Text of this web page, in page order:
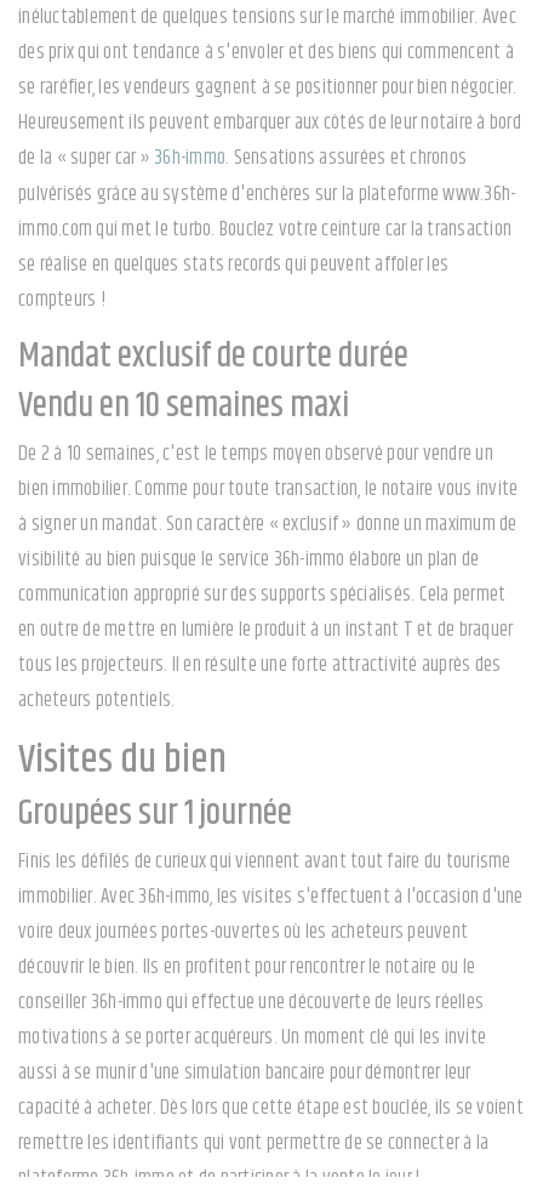
inéluctablement de quelques tensions sur le marché immobilier. Avec
des prix qui ont tendance à s'envoler et des biens qui commencent à
se raréfier, les vendeurs gagnent à se positionner pour bien négocier.
Heureusement ils peuvent embarquer aux côtés de leur notaire à bord
de la « super car »36h-immo. Sensations assurées et chronos
pulvérisés grâce au système d'enchères sur la plateforme www.36h-
immo.com qui met le turbo. Bouclez votre ceinture car la transaction
se réalise en quelques stats records qui peuvent affoler les
compteurs !
Mandat exclusif de courte durée
Vendu en 10 semaines maxi
De 2 à 10 semaines, c'est le temps moyen observé pour vendre un
bien immobilier. Comme pour toute transaction, le notaire vous invite
à signer un mandat. Son caractère « exclusif » donne un maximum de
visibilité au bien puisque le service 36h-immo élabore un plan de
communication approprié sur des supports spécialisés. Cela permet
en outre de mettre en lumière le produit à un instant T et de braquer
tous les projecteurs. Il en résulte une forte attractivité auprès des
acheteurs potentiels.
Visites du bien
Groupées sur 1 journée
Finis les défilés de curieux qui viennent avant tout faire du tourisme
immobilier. Avec 36h-immo, les visites s'effectuent à l'occasion d'une
voire deux journées portes-ouvertes où les acheteurs peuvent
découvrir le bien. Ils en profitent pour rencontrer le notaire ou le
conseiller 36h-immo qui effectue une découverte de leurs réelles
motivations à se porter acquéreurs. Un moment clé qui les invite
aussi à se munir d'une simulation bancaire pour démontrer leur
capacité à acheter. Dès lors que cette étape est bouclée, ils se voient
remettre les identifiants qui vont permettre de se connecter à la
plateforme 36h-immo et de participer à la vente le jour J.